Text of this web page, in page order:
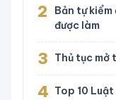
2
Bản tự
được làm
3 Thủ tục mở
4 Top 10